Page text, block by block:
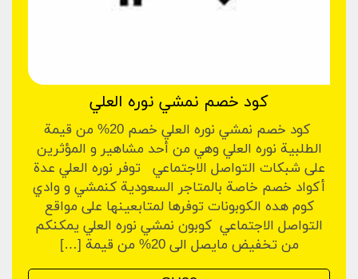
كود خصم نمشي نوره العلي
كود خصم نمشي نوره العلي خصم 20% من قيمة
الطلبية نوره العلي وهي من أحد مشاهير و المؤثرين
على شبكات التواصل الاجتماعي توفر نوره العلي عدة
أكواد خصم خاصة بالمتاجر السعودية كنمشي و وادي
كوم هده الكوبونات توفرها لمتابعينها على مواقع
التواصل الاجتماعي كوبون نمشي نوره العلي يمكنكم
من تخفيض مايصل الى 20% من قيمة […]